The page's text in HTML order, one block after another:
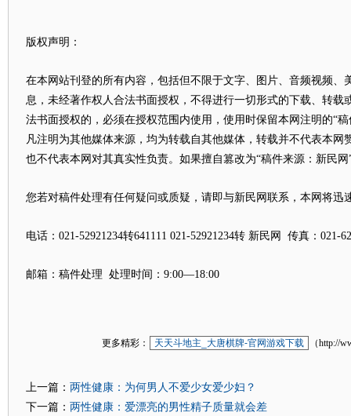
版权声明：
在本网站刊登的所有内容，包括但不限于文字、图片、音频视频、
息，未经著作权人合法书面授权，不得进行一切形式的下载、转载
法书面授权的，必须在授权范围内使用，使用时保留本网注明的“
凡注明为其他媒体来源，均为转载自其他媒体，转载并不代表本网
也不代表本网对其真实性负责。如果擅自篡改为“稿件来源：新民
您若对稿件处理有任何疑问或质疑，请即与新民网联系，本网将迅
电话：021-52921234转641111 021-52921234转 新民网 传真：021-
邮箱： 稿件处理 处理时间：9:00—18:00
更多精彩： 天天斗地主_大唐棋牌-官网游戏下载 （http://
上一篇： 两性健康：为何男人不爱少女爱少妇？
下一篇： 两性健康：爱漂亮的男性精子质量就会差